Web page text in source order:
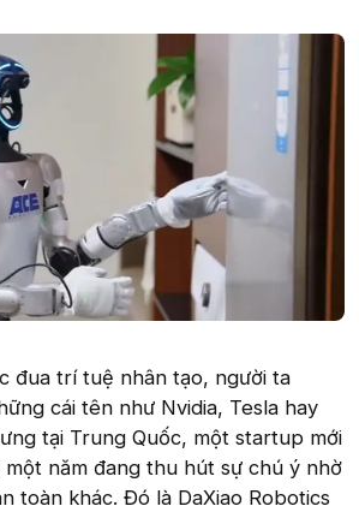
đua trí tuệ nhân tạo, người ta
cái tên như Nvidia, Tesla hay
tại Trung Quốc, một startup mới
năm đang thu hút sự chú ý nhờ
toàn khác. Đó là DaXiao Robotics